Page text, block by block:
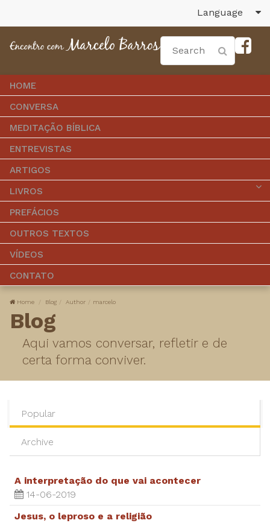
Language
HOME
CONVERSA
MEDITAÇÃO BÍBLICA
ENTREVISTAS
ARTIGOS
LIVROS
PREFÁCIOS
OUTROS TEXTOS
VÍDEOS
CONTATO
Home Blog Author marcelo
Blog
Aqui vamos conversar, refletir e de
certa forma conviver.
Popular
Archive
A interpretação do que vai acontecer
14-06-2019
Jesus, o leproso e a religião